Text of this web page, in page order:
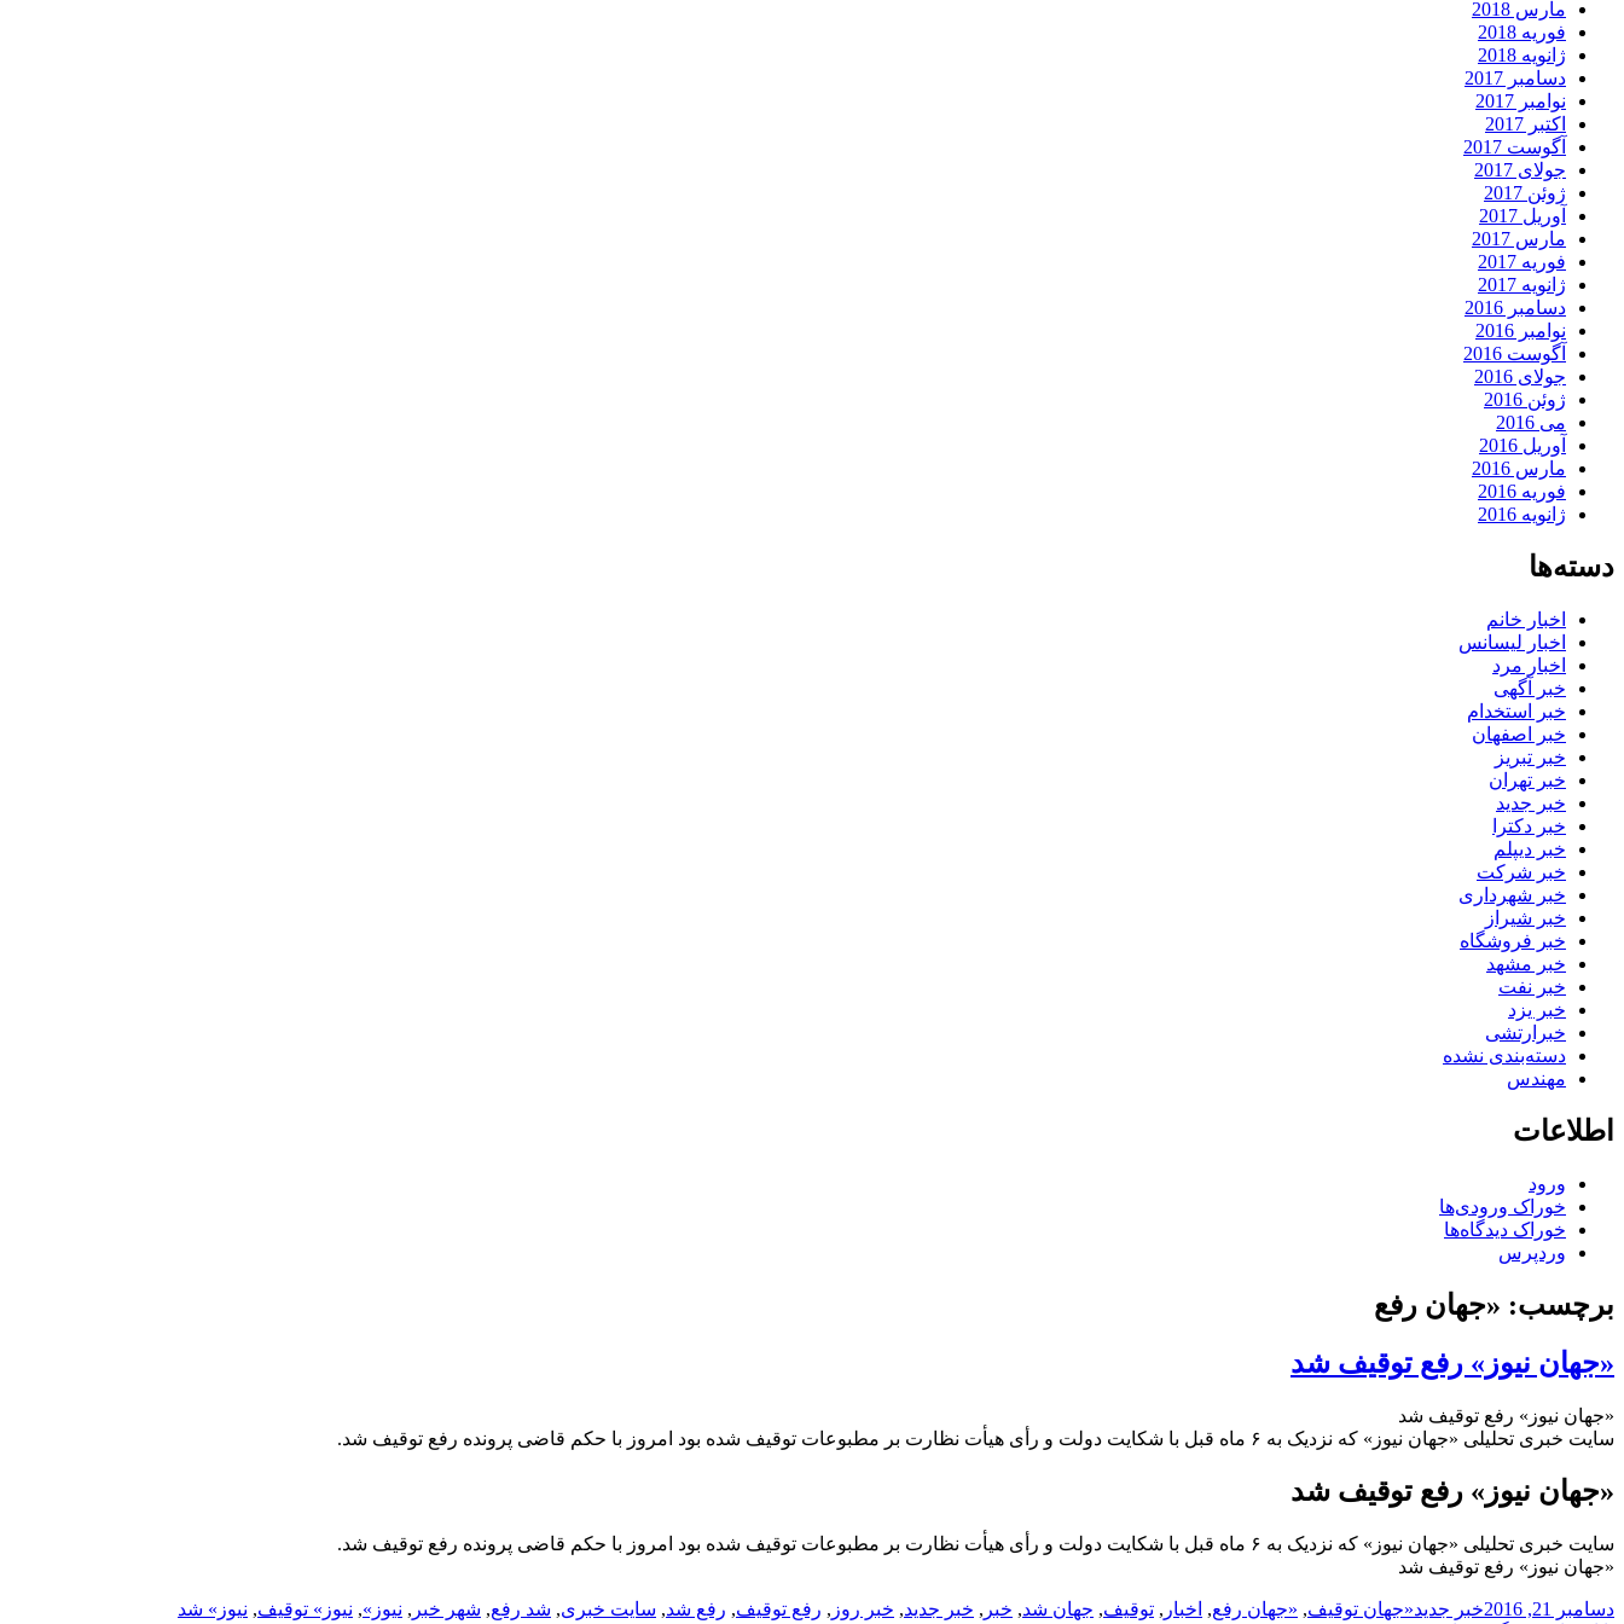
مارس 2018
فوریه 2018
ژانویه 2018
دسامبر 2017
نوامبر 2017
اکتبر 2017
آگوست 2017
جولای 2017
ژوئن 2017
آوریل 2017
مارس 2017
فوریه 2017
ژانویه 2017
دسامبر 2016
نوامبر 2016
آگوست 2016
جولای 2016
ژوئن 2016
می 2016
آوریل 2016
مارس 2016
فوریه 2016
ژانویه 2016
دسته‌ها
اخبار خانم
اخبار لیسانس
اخبار مرد
خبر آگهی
خبر استخدام
خبر اصفهان
خبر تبریز
خبر تهران
خبر جدید
خبر دکترا
خبر دیپلم
خبر شرکت
خبر شهرداری
خبر شیراز
خبر فروشگاه
خبر مشهد
خبر نفت
خبر یزد
خبرارتشی
دسته‌بندی نشده
مهندس
اطلاعات
ورود
خوراک ورودی‌ها
خوراک دیدگاه‌ها
وردپرس
برچسب: «جهان رفع
«جهان نیوز» رفع توقیف شد
«جهان نیوز» رفع توقیف شد
سایت خبری تحلیلی «جهان نیوز» که نزدیک به ۶ ماه قبل با شکایت دولت و رأی هیأت نظارت بر مطبوعات توقیف شده بود امروز با حکم قاضی پرونده رفع توقیف شد.
«جهان نیوز» رفع توقیف شد
سایت خبری تحلیلی «جهان نیوز» که نزدیک به ۶ ماه قبل با شکایت دولت و رأی هیأت نظارت بر مطبوعات توقیف شده بود امروز با حکم قاضی پرونده رفع توقیف شد.
«جهان نیوز» رفع توقیف شد
ارسال
دسامبر 21, 2016 نویسنده
دسته‌ها
خبر جدیدبرچسب‌ها
«جهان توقیف, «جهان رفع, اخبار , توقیف, جهان شد, خبر , خبر جدید, خبر روز , رفع توقیف, رفع شد, سایت خبری, شد رفع, شهر خبر , نیوز», نیوز» توقیف, نیوز» شد